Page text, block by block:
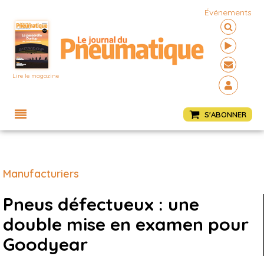
Lire le magazine
Événements
S'ABONNER
Manufacturiers
Pneus défectueux : une
double mise en examen pour
Goodyear